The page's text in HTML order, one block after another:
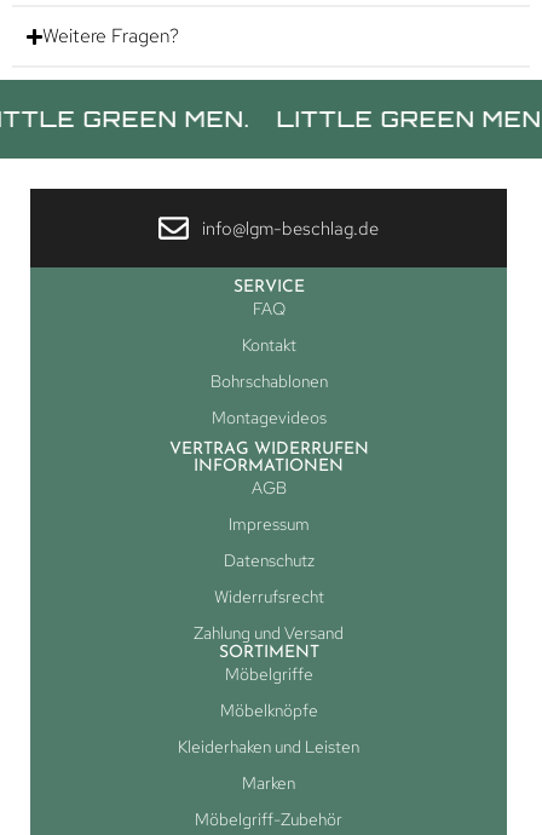
Weitere Fragen?
MEN. LITTLE GREEN MEN.
info@lgm-beschlag.de
SERVICE
FAQ
Kontakt
Bohrschablonen
Montagevideos
VERTRAG WIDERRUFEN
INFORMATIONEN
AGB
Impressum
Datenschutz
Widerrufsrecht
Zahlung und Versand
SORTIMENT
Möbelgriffe
Möbelknöpfe
Kleiderhaken und Leisten
Marken
Möbelgriff-Zubehör